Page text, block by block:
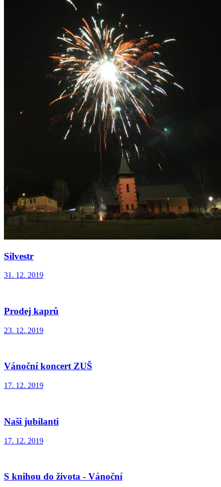
Silvestr
31. 12. 2019
Prodej kaprů
23. 12. 2019
Vánoční koncert ZUŠ
17. 12. 2019
Naši jubilanti
17. 12. 2019
S knihou do života - Vánoční